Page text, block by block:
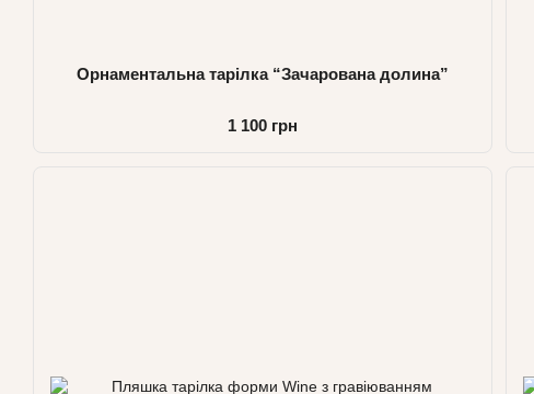
Орнаментальна тарілка “Зачарована долина”
1 100 грн